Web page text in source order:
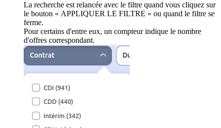
La recherche est relancée avec le filtre quand vous cliquez sur
le bouton « APPLIQUER LE FILTRE » ou quand le filtre se
ferme.
Pour certains d'entre eux, un compteur indique le nombre
d'offres correspondant.